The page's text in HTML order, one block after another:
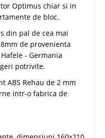
Optimus chiar si in
de bloc.
din pal de cea mai
de provenienta
- Germania
potrivite.
ABS Rehau de 2 mm
intr-o fabrica de